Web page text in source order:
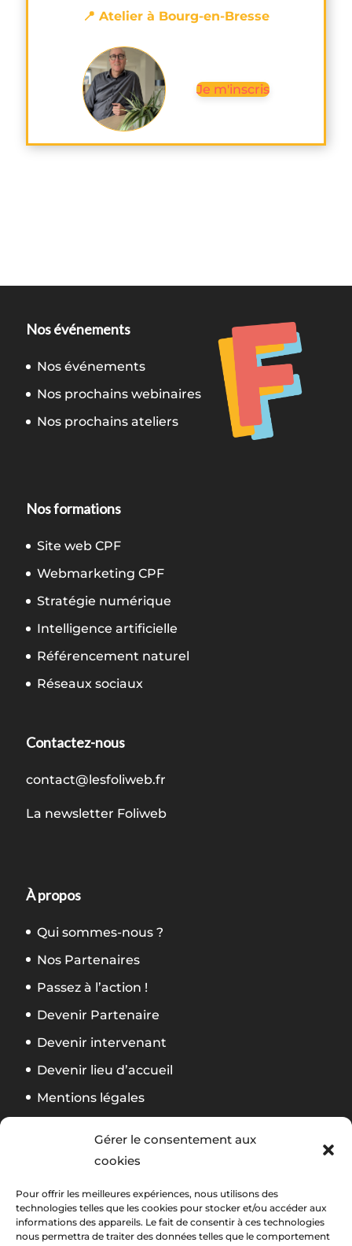
Gérer le consentement aux
cookies
Pour offrir les meilleures expériences, nous utilisons des
technologies telles que les cookies pour stocker et/ou accéder aux
informations des appareils. Le fait de consentir à ces technologies
nous permettra de traiter des données telles que le comportement
📍 Atelier à Bourg-en-Bresse
Je m'inscris
Nos événements
Nos événements
Nos prochains webinaires
Nos prochains ateliers
Nos formations
Site web CPF
Webmarketing CPF
Stratégie numérique
Intelligence artificielle
Référencement naturel
Réseaux sociaux
Contactez-nous
contact@lesfoliweb.fr
La newsletter Foliweb
À propos
Qui sommes-nous ?
Nos Partenaires
Passez à l’action !
Devenir Partenaire
Devenir intervenant
Devenir lieu d’accueil
Mentions légales
CGV Formation
Suivez notre actuLa newsletter Foliweb